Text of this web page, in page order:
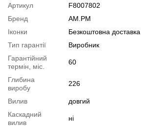
Артикул
F8007802
Бренд
AM.PM
Іконки
Безкоштовна доставка
Тип гарантії
Виробник
Гарантійний
термін, міс.
60
Глибина
виробу
226
Вилив
довгий
Каскадний
вилив
ні